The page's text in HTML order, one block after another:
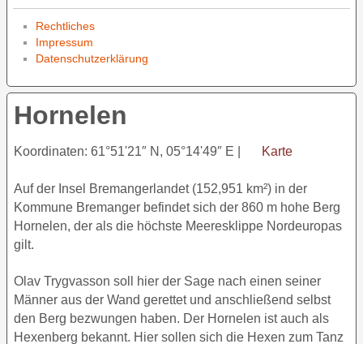
Rechtliches
Impressum
Datenschutzerklärung
Hornelen
Koordinaten: 61°51'21″ N, 05°14'49″ E | Karte
Auf der Insel Bremangerlandet (152,951 km²) in der
Kommune Bremanger befindet sich der 860 m hohe Berg
Hornelen, der als die höchste Meeresklippe Nordeuropas
gilt.
Olav Trygvasson soll hier der Sage nach einen seiner
Männer aus der Wand gerettet und anschließend selbst
den Berg bezwungen haben. Der Hornelen ist auch als
Hexenberg bekannt. Hier sollen sich die Hexen zum Tanz